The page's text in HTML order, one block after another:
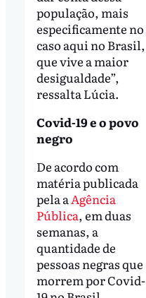
população, mais
especificamente no
caso aqui no Brasil,
que vive a maior
desigualdade”,
ressalta Lúcia.
Covid-19 e o povo
negro
De acordo com
matéria publicada
pela a Agência
Pública, em duas
semanas, a
quantidade de
pessoas negras que
morrem por Covid-